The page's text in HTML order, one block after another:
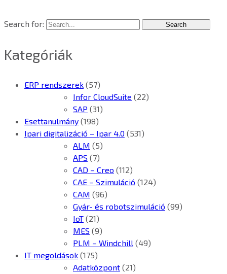
Search for:
Kategóriák
ERP rendszerek (57)
Infor CloudSuite (22)
SAP (31)
Esettanulmány (198)
Ipari digitalizáció – Ipar 4.0 (531)
ALM (5)
APS (7)
CAD – Creo (112)
CAE – Szimuláció (124)
CAM (96)
Gyár- és robotszimuláció (99)
IoT (21)
MES (9)
PLM – Windchill (49)
IT megoldások (175)
Adatközpont (21)